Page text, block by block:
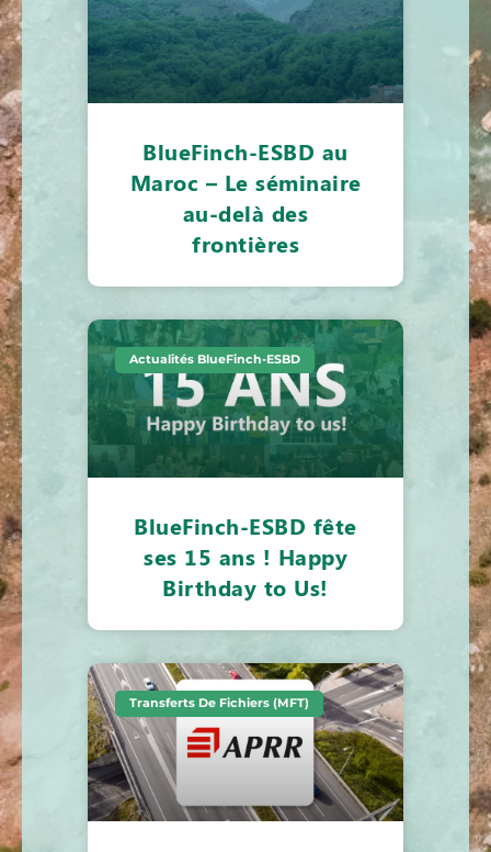
BlueFinch-ESBD au
Maroc – Le séminaire
au-delà des
frontières
Actualités BlueFinch-ESBD
BlueFinch-ESBD fête
ses 15 ans ! Happy
Birthday to Us!
Transferts De Fichiers (MFT)